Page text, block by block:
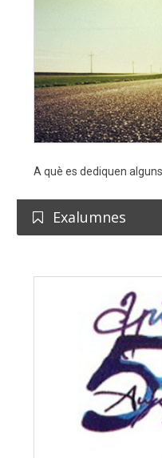
A què es dediquen
Exalumnes